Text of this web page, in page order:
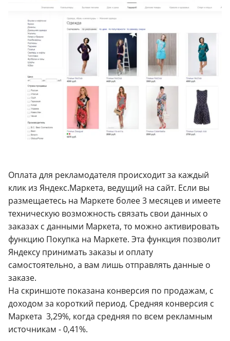
Оплата для рекламодателя происходит за каждый
клик из Яндекс.Маркета, ведущий на сайт. Если вы
размещаетесь на Маркете более 3 месяцев и имеете
техническую возможность связать свои данных о
заказах с данными Маркета, то можно активировать
функцию Покупка на Маркете. Эта функция позволит
Яндексу принимать заказы и оплату
самостоятельно, а вам лишь отправлять данные о
заказе.
На скриншоте показана конверсия по продажам, с
доходом за короткий период. Средняя конверсия с
Маркета 3,29%, когда средняя по всем рекламным
источникам - 0,41%.